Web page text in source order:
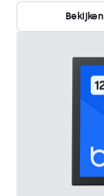
Bekijken